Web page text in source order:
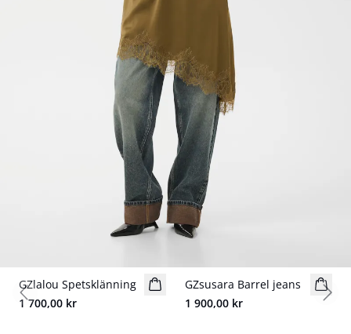
Nyhet
GZlalou Spetsklänning
1 700,00 kr
Nyhet
GZsusara Barrel jeans
1 900,00 kr
Previous slide